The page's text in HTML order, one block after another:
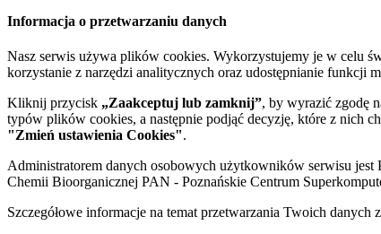
Informacja o przetwarzaniu danych
Nasz serwis używa plików cookies. Wykorzystujemy je w celu
korzystanie z narzędzi analitycznych oraz udostępnianie funkcji
Kliknij przycisk „Zaakceptuj lub zamknij”, by wyrazić zgodę
typów plików cookies, a następnie podjąć decyzję, które z nich
"Zmień ustawienia Cookies".
Administratorem danych osobowych użytkowników serwisu jest
Chemii Bioorganicznej PAN - Poznańskie Centrum
Szczegółowe informacje na temat przetwarzania Twoich danych